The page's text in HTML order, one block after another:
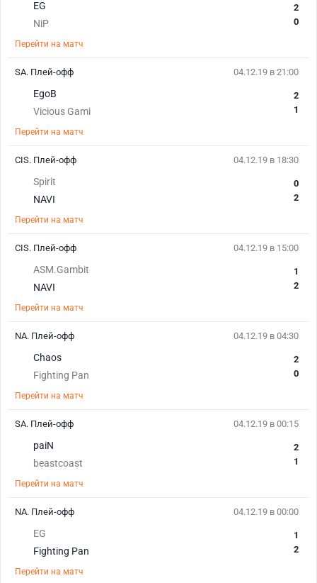
EG
NiP
2
0
Перейти на матч
04.12.19 в 21:00
EgoB
Vicious Gami
2
1
Перейти на матч
SA. Плей-офф
04.12.19 в 18:30
Spirit
NAVI
0
2
Перейти на матч
CIS. Плей-офф
04.12.19 в 15:00
ASM.Gambit
NAVI
1
2
Перейти на матч
CIS. Плей-офф
04.12.19 в 04:30
Chaos
Fighting Pan
2
0
Перейти на матч
NA. Плей-офф
04.12.19 в 00:15
paiN
beastcoast
2
1
Перейти на матч
SA. Плей-офф
04.12.19 в 00:00
EG
Fighting Pan
1
2
Перейти на матч
NA. Плей-офф